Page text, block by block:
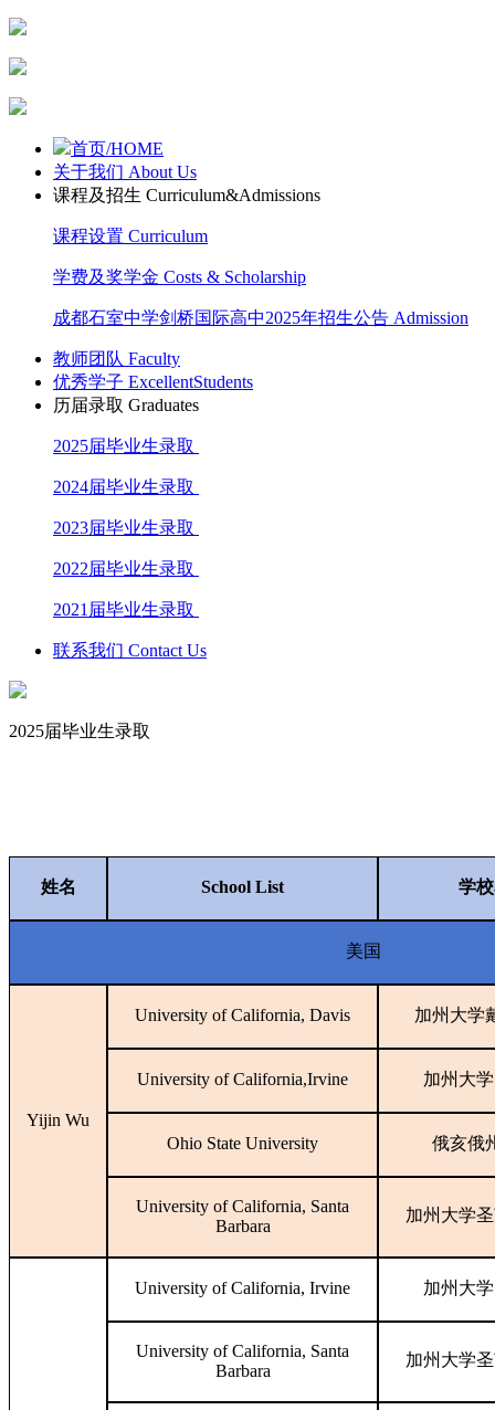
首页/HOME
关于我们 About Us
课程及招生 Curriculum&Admissions
课程设置 Curriculum
学费及奖学金 Costs & Scholarship
成都石室中学剑桥国际高中2025年招生公告 Admission
教师团队 Faculty
优秀学子 ExcellentStudents
历届录取 Graduates
2025届毕业生录取
2024届毕业生录取
2023届毕业生录取
2022届毕业生录取
2021届毕业生录取
联系我们 Contact Us
2025届毕业生录取
姓名 School List 学
美国
Yijin Wu
University of California, Davis 加州大学
University of California,Irvine 加州大
Ohio State University 俄亥俄
University of California, Santa
Barbara
加州大学
University of California, Irvine 加州大
University of California, Santa
Barbara
加州大学